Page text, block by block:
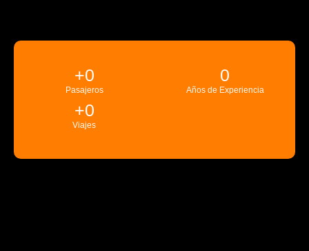
Pasajeros
+0
Años de Experiencia
0
Viajes
+0